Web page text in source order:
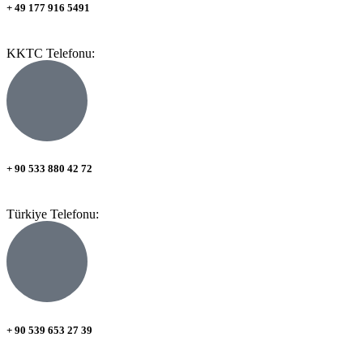
+ 49 177 916 5491
KKTC Telefonu:
+ 90 533 880 42 72
Türkiye Telefonu:
+ 90 539 653 27 39